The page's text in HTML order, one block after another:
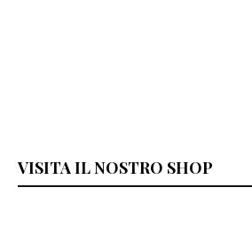
VISITA IL NOSTRO SHOP